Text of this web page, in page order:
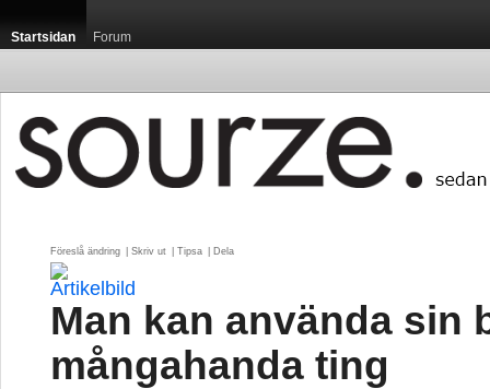
Startsidan Forum
Föreslå ändring Skriv ut Tipsa Dela
Man kan använda sin
mångahanda ting